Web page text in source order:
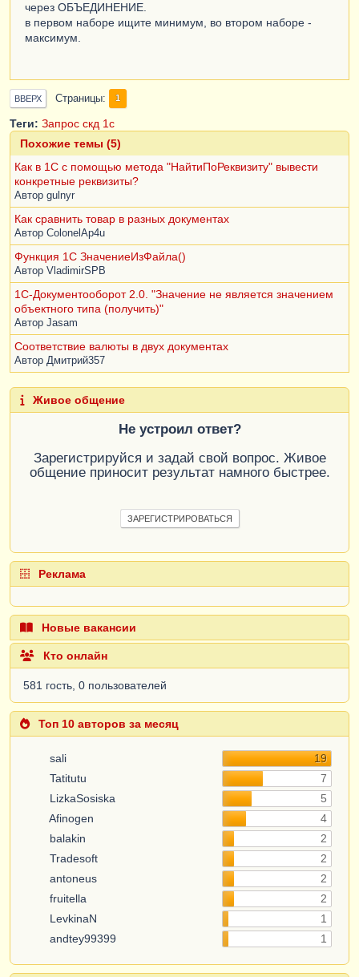
через ОБЪЕДИНЕНИЕ.
в первом наборе ищите минимум, во втором наборе -
максимум.
ВВЕРХ Страницы 1
Теги: Запрос скд 1с
Похожие темы (5)
Как в 1С с помощью метода "НайтиПоРеквизиту" вывести
конкретные реквизиты?
Автор gulnyr
Как сравнить товар в разных документах
Автор ColonelAp4u
Функция 1С ЗначениеИзФайла()
Автор VladimirSPB
1С-Документооборот 2.0. "Значение не является значением
объектного типа (получить)"
Автор Jasam
Соответствие валюты в двух документах
Автор Дмитрий357
Живое общение
Не устроил ответ?
Зарегистрируйся и задай свой вопрос. Живое
общение приносит результат намного быстрее.
ЗАРЕГИСТРИРОВАТЬСЯ
Реклама
Новые вакансии
Кто онлайн
581 гость, 0 пользователей
Топ 10 авторов за месяц
sali
19
Tatitutu
7
LizkaSosiska
5
Afinogen
4
balakin
2
Tradesoft
2
antoneus
2
fruitella
2
LevkinaN
1
andtey99399
1